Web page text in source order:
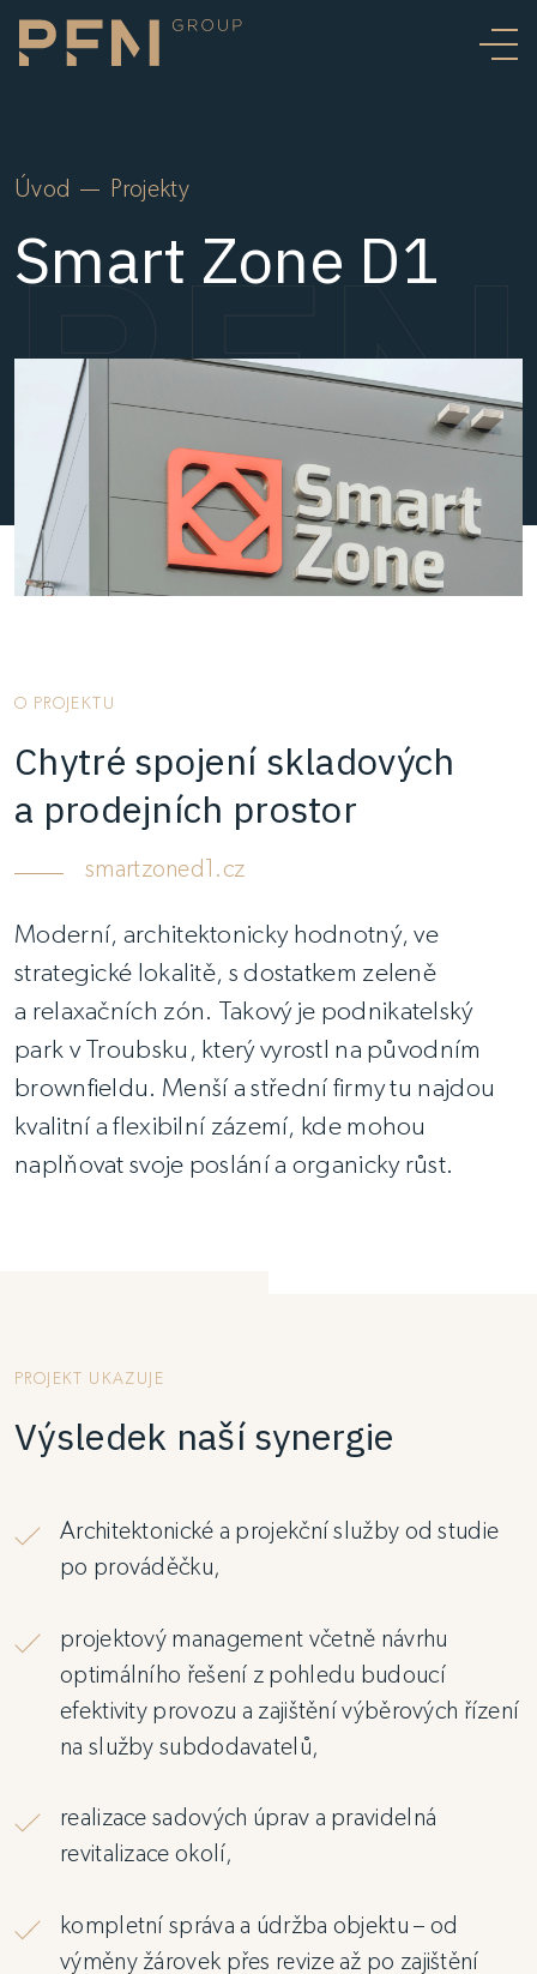
Úvod Projekty
Smart Zone D1
O PROJEKTU
Chytré spojení skladových
a prodejních prostor
smartzoned1.cz
Moderní, architektonicky hodnotný, ve
strategické lokalitě, s dostatkem zeleně
a relaxačních zón. Takový je podnikatelský
park v Troubsku, který vyrostl na původním
brownfieldu. Menší a střední firmy tu najdou
kvalitní a flexibilní zázemí, kde mohou
naplňovat svoje poslání a organicky růst.
PROJEKT UKAZUJE
Výsledek naší synergie
Architektonické a projekční služby od studie
po prováděčku,
projektový management včetně návrhu
optimálního řešení z pohledu budoucí
efektivity provozu a zajištění výběrových řízení
na služby subdodavatelů,
realizace sadových úprav a pravidelná
revitalizace okolí,
kompletní správa a údržba objektu – od
výměny žárovek přes revize až po zajištění